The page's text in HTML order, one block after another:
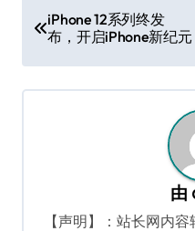
章
导
航
iPhone 12系列终发
布，开启iPhone新纪元
由
【声明】：站长网内